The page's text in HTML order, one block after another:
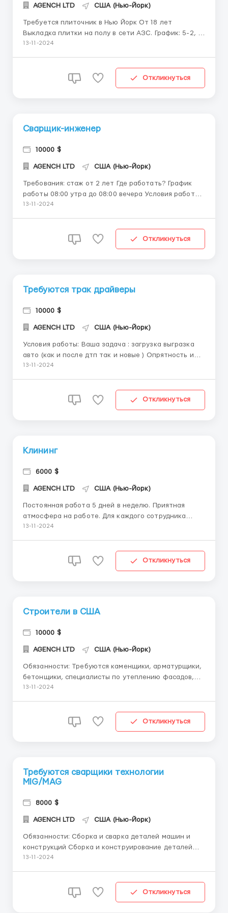
AGENCH LTD США (Нью-Йорк)
Требуется плиточник в Нью Йорк От 18 лет
Выкладка плитки на полу в сети АЗС. График: 5-2, 8
часовой рабочий день Также помощь с
WhatsApp +14696966561 ...
13-11-2024
Откликнуться
Сварщик-инженер
10000 $
AGENCH LTD США (Нью-Йорк)
Требования: стаж от 2 лет Где работать? График
работы 08:00 утра до 08:00 вечера Условия работы:
С нами можно связатся через WhatsApp
13-11-2024
Откликнуться
Требуются трак драйверы
10000 $
AGENCH LTD США (Нью-Йорк)
Условия работы: Ваша задача : загрузка выгразка
авто (как и после дтп так и новые ) Опрятность и
смотреть за авто которое вам дает фирма :
Связывайтесь с нами в ватсап +14696966561 ...
13-11-2024
Откликнуться
Клининг
6000 $
AGENCH LTD США (Нью-Йорк)
Постоянная работа 5 дней в неделю. Приятная
атмосфера на работе. Для каждого сотрудника
оплачиваемая медицинская страховка!
атмосфера на работе. Для каждого сотрудника
оплачиваемая медицинска...
13-11-2024
Откликнуться
Строители в США
10000 $
AGENCH LTD США (Нью-Йорк)
Обязанности: Требуются каменщики, арматурщики,
бетонщики, специалисты по утеплению фасадов,
монтажу окон, плиточники, плотники, маляры,
Требования к кандидатам: возраст от 20 до 50 лет
13-11-2024
Откликнуться
Требуются сварщики технологии
MIG/MAG
8000 $
AGENCH LTD США (Нью-Йорк)
Обязанности: Сборка и сварка деталей машин и
конструкций Сборка и конструирование деталей
для машиностроения (промышленность пищевых
детальной информации пишите и наши менеджеры
13-11-2024
Откликнуться